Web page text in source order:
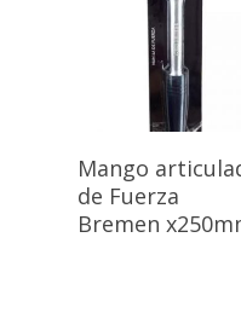
Mango
de Fuerza
Bremen